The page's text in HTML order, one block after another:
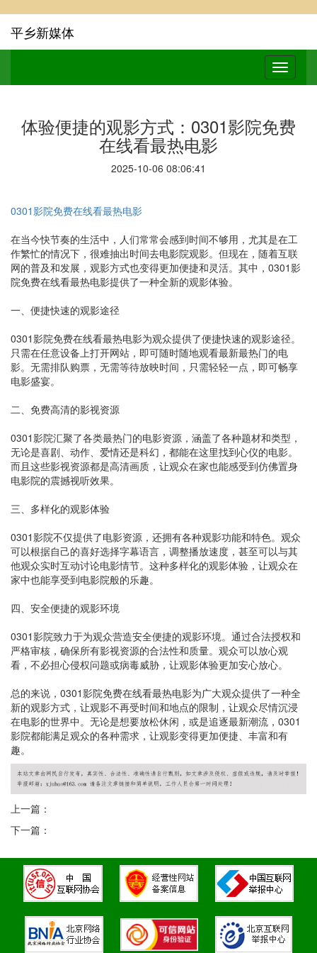
平乡新媒体
体验便捷的观影方式：0301影院免费
在线看最热电影
2025-10-06 08:06:41
0301影院免费在线看最热电影
在当今快节奏的生活中，人们常常会感到时间不够用，尤其是在工
作繁忙的情况下，很难抽出时间去电影院观影。但现在，随着互联
网的普及和发展，观影方式也变得更加便捷和灵活。其中，0301影
院免费在线看最热电影提供了一种全新的观影体验。
一、便捷快速的观影途径
0301影院免费在线看最热电影为观众提供了便捷快速的观影途径。
只需在任意设备上打开网站，即可随时随地观看最新最热门的电
影。无需排队购票，无需等待放映时间，只需轻轻一点，即可畅享
电影盛宴。
二、免费高清的影视资源
0301影院汇聚了各类最热门的电影资源，涵盖了各种题材和类型，
无论是喜剧、动作、爱情还是科幻，都能在这里找到心仪的电影。
而且这些影视资源都是高清画质，让观众在家也能感受到仿佛置身
电影院的震撼视听效果。
三、多样化的观影体验
0301影院不仅提供了电影资源，还拥有各种观影功能和特色。观众
可以根据自己的喜好选择字幕语言，调整播放速度，甚至可以与其
他观众实时互动讨论电影情节。这种多样化的观影体验，让观众在
家中也能享受到电影院般的乐趣。
四、安全便捷的观影环境
0301影院致力于为观众营造安全便捷的观影环境。通过合法授权和
严格审核，确保所有影视资源的合法性和质量。观众可以放心观
看，不必担心侵权问题或病毒威胁，让观影体验更加安心放心。
总的来说，0301影院免费在线看最热电影为广大观众提供了一种全
新的观影方式，让观影不再受时间和地点的限制，让观众尽情沉浸
在电影的世界中。无论是想要放松休闲，或是追逐最新潮流，0301
影院都能满足观众的各种需求，让观影变得更加便捷、丰富和有
趣。
上一篇：
下一篇：